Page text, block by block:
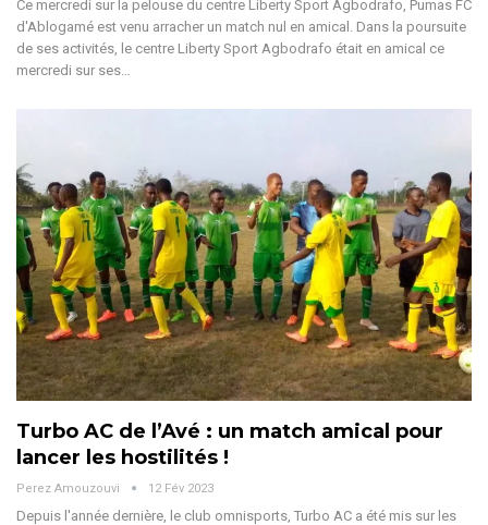
Ce mercredi sur la pelouse du centre Liberty Sport Agbodrafo, Pumas FC
d'Ablogamé est venu arracher un match nul en amical. Dans la poursuite
de ses activités, le centre Liberty Sport Agbodrafo était en amical ce
mercredi sur ses…
Turbo AC de l’Avé : un match amical pour
lancer les hostilités !
Perez Amouzouvi 12 Fév 2023
Depuis l'année dernière, le club omnisports, Turbo AC a été mis sur les